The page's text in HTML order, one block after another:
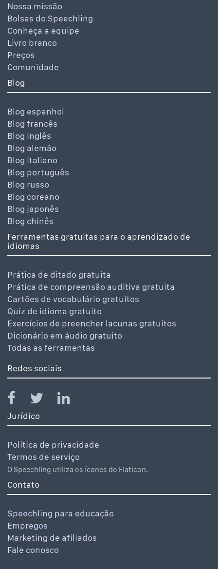
Nossa missão
Bolsas do Speechling
Conheça a equipe
Livro branco
Preços
Comunidade
Blog
Blog espanhol
Blog francês
Blog inglês
Blog alemão
Blog italiano
Blog português
Blog russo
Blog coreano
Blog japonês
Blog chinês
Ferramentas gratuitas para o aprendizado de
idiomas
Prática de ditado gratuita
Prática de compreensão auditiva gratuita
Cartões de vocabulário gratuitos
Quiz de idioma gratuito
Exercícios de preencher lacunas gratuitos
Dicionário em áudio gratuito
Todas as ferramentas
Redes sociais
Jurídico
Política de privacidade
Termos de serviço
O Speechling utiliza os ícones do Flaticon.
Contato
Speechling para educação
Empregos
Marketing de afiliados
Fale conosco